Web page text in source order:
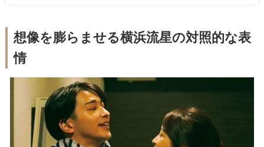
想像を膨らませる横浜流星の対照的な表
情